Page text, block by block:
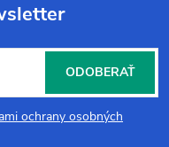
ochrany osobných
ODOBERAŤ